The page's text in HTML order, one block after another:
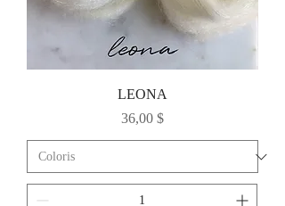
LEONA
Prix
36,00 $